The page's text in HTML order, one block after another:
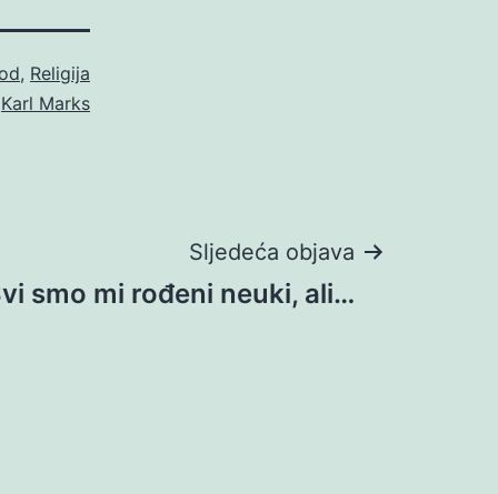
, Religija
Karl Marks
Sljedeća objava
smo mi rođeni neuki, ali…